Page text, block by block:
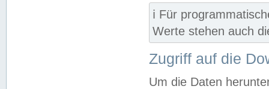
ℹ️ Für
Werte stehen auch
Zugriff auf die
Um die Daten